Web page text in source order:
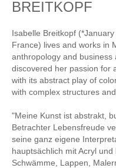
BREITKOPF
Isabelle Breitkopf
France) lives and works in
anthropology and
discovered her passion for
with its abstract play of
with complex structures
"Meine Kunst ist abstrakt,
Betrachter Lebensfreude
seine ganz eigene
hauptsächlich mit Acryl
Schwämme, Lappen,